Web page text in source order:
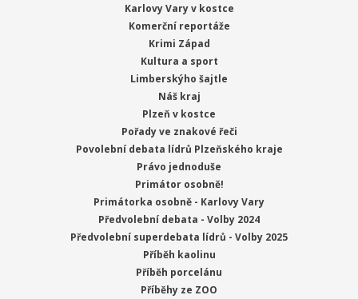
Karlovy Vary v kostce
Komerční reportáže
Krimi Západ
Kultura a sport
Limberskýho šajtle
Náš kraj
Plzeň v kostce
Pořady ve znakové řeči
Povolební debata lídrů Plzeňského kraje
Právo jednoduše
Primátor osobně!
Primátorka osobně - Karlovy Vary
Předvolební debata - Volby 2024
Předvolební superdebata lídrů - Volby 2025
Příběh kaolinu
Příběh porcelánu
Příběhy ze ZOO